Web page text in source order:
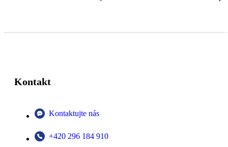
Kontakt
Kontaktujte nás
+420 296 184 910